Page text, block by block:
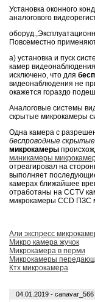
Установка оконного
аналогового
Повсеместно
а) установка и пуск
камер
исключено, что для
видеонаблюдения не
окажется гораздо
Аналоговые системы
скрытые микрокамеры
Одна камера с
беспроводные
микрокамеры
миникамеры
отреагировал на
выполняет
камерах ближайшее
отработаны на CCTV
микрокамеры CCD ПЗС
Али экспресс
Микро камера жучок
Микрокамера в перми
Микрокамеры
Ктх микрокамера
04.01.2019 - canavar_566